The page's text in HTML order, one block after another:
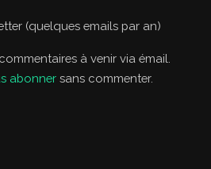
(quelques emails par an)
à venir via émail.
abonner sans commenter.